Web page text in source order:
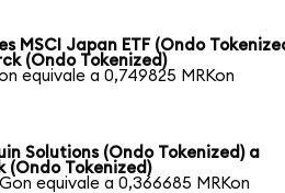
MSCI Japan ETF (Ondo
(Ondo Tokenized)
equivale a 0,749825 MRKon
Solutions (Ondo Tokenized) a
(Ondo Tokenized)
equivale a 0,366685 MRKon